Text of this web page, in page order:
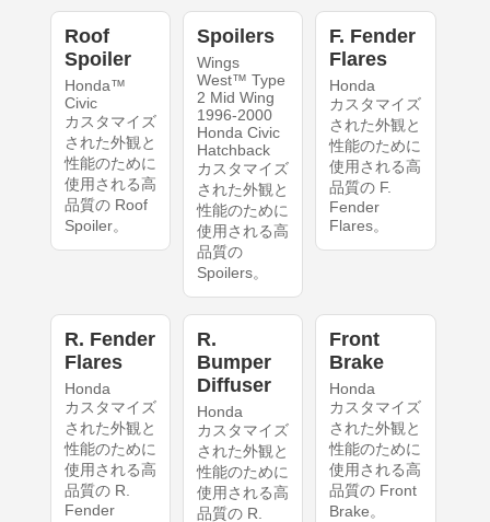
Roof
Spoiler
Honda™
Civic
カスタマイズ
された外観と
性能のために
使用される高
品質の Roof
Spoiler。
Spoilers
Wings
West™ Type
2 Mid Wing
1996-2000
Honda Civic
Hatchback
カスタマイズ
された外観と
性能のために
使用される高
品質の
Spoilers。
F. Fender
Flares
Honda
カスタマイズ
された外観と
性能のために
使用される高
品質の F.
Fender
Flares。
R. Fender
Flares
Honda
カスタマイズ
された外観と
性能のために
使用される高
品質の R.
Fender
R.
Bumper
Diffuser
Honda
カスタマイズ
された外観と
性能のために
使用される高
品質の R.
Front
Brake
Honda
カスタマイズ
された外観と
性能のために
使用される高
品質の Front
Brake。